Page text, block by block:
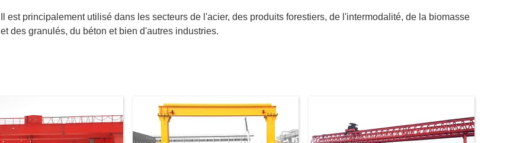
Il est principalement utilisé dans les secteurs de l'acier, des produits forestiers, de l'intermodalité, de la biomasse
et des granulés, du béton et bien d'autres industries.